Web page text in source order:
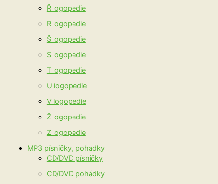
Ř logopedie
R logopedie
Š logopedie
S logopedie
T logopedie
U logopedie
V logopedie
Ž logopedie
Z logopedie
MP3 písničky, pohádky
CD/DVD písničky
CD/DVD pohádky